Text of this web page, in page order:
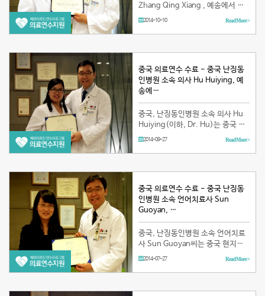
Zhang Qing Xiang , 예송에서 파
견연수 중국, 남경동인병원 소속의
Zhang)은 중국현지에 남경동인예
2014-10-10 Read More >
중국 의료연수 수료 - 중국 난징동
인병원 소속 의사 Hu Huiying, 예
송에…
중국, 난징동인병원 소속 의사 Hu
Huiying(이하, Dr. Hu)는 중국 현
지에 난징동인예송음성센터를 창립
터(이하, 예송음성센터)에서 지난
2014-09-27 Read More >
중국 의료연수 수료 - 중국 난징동
인병원 소속 언어치료사 Sun
Guoyan, …
중국, 난징동인병원 소속 언어치료
사 Sun Guoyan씨는 중국 현지에
난징동인예송음성센터를 창립하기
하, 예송음성센터)에서 단기파견연
2014-07-27 Read More >